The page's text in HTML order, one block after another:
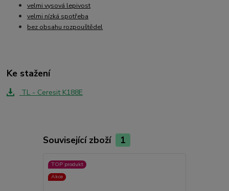
velmi vysová lepivost
velmi nízká spotřeba
bez obsahu rozpouštědel
Ke stažení
TL - Ceresit K188E
Související zboží 1
TOP produkt
Akce